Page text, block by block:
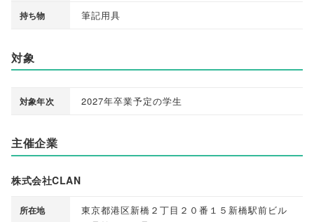
持ち物 筆記用具
対象
対象年次 2027年卒業予定の学生
主催企業
株式会社CLAN
所在地
東京都港区新橋２丁目２０番１５新橋駅前ビル